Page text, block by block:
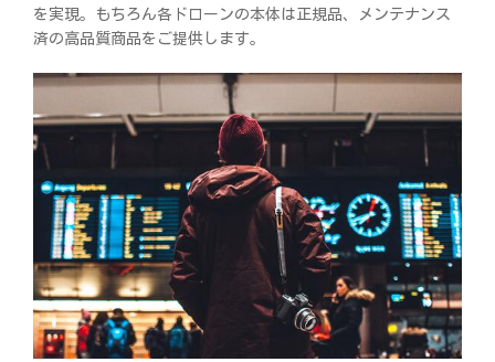
を実現。もちろん各ドローンの本体は正規品、メンテナンス
済の高品質商品をご提供します。